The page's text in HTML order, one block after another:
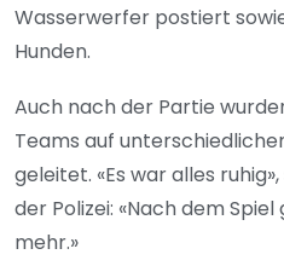
Wasserwerfer postiert
Hunden.
Auch nach der Partie
Teams auf
geleitet. «Es war alles
der Polizei: «Nach dem
mehr.»